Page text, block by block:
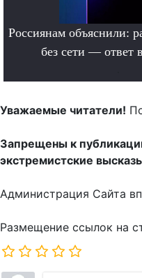
Россиянам объяснили:
без сети — ответ
Уважаемые читатели!
Запрещены к
экстремистские
Администрация Сайта
Размещение ссылок на